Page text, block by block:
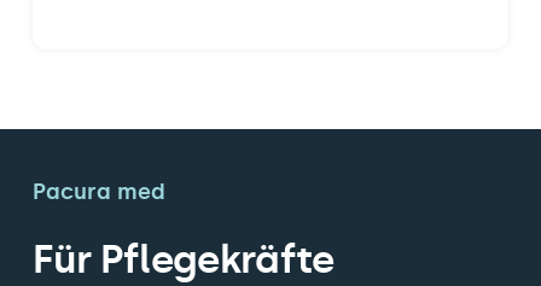
Pacura med
Für Pflegekräfte